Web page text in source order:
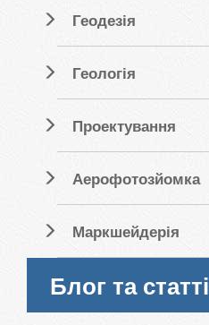
Геодезія
Геологія
Проектування
Аерофотозйомка
Маркшейдерія
Блог та статті